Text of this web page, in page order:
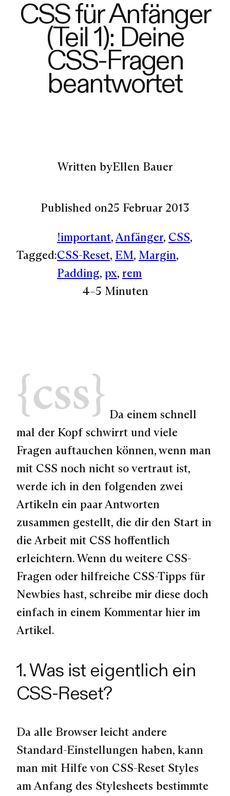
CSS für Anfänger
(Teil 1): Deine
CSS-Fragen
beantwortet
Written byEllen Bauer
Published on25 Februar 2013
Tagged:
!important, Anfänger, CSS
CSS-Reset, EM, Margin
Padding, px, rem
4–5 Minuten
Da einem schnell
mal der Kopf schwirrt und viele
Fragen auftauchen können, wenn man
mit CSS noch nicht so vertraut ist,
werde ich in den folgenden zwei
Artikeln ein paar Antworten
zusammen gestellt, die dir den Start in
die Arbeit mit CSS hoffentlich
erleichtern. Wenn du weitere CSS-
Fragen oder hilfreiche CSS-Tipps für
Newbies hast, schreibe mir diese doch
einfach in einem Kommentar hier im
Artikel.
1. Was ist eigentlich ein
CSS-Reset?
Da alle Browser leicht andere
Standard-Einstellungen haben, kann
man mit Hilfe von CSS-Reset Styles
am Anfang des Stylesheets bestimmte